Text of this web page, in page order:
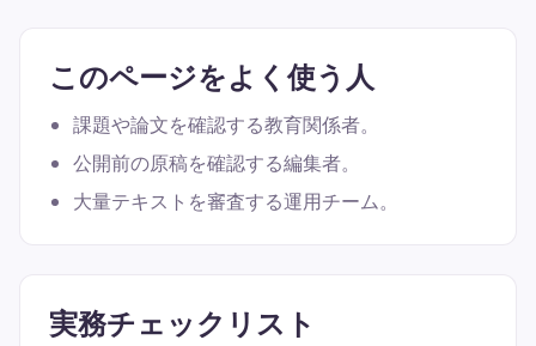
このページをよく使う人
課題や論文を確認する教育関係者。
公開前の原稿を確認する編集者。
大量テキストを審査する運用チーム。
実務チェックリスト